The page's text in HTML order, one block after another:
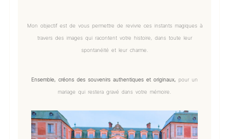
Mon objectif est de vous permettre de revivre ces instants magiques à
travers des images qui racontent votre histoire, dans toute leur
spontanéité et leur charme.
Ensemble, créons des souvenirs authentiques et originaux, pour un
mariage qui restera gravé dans votre mémoire.